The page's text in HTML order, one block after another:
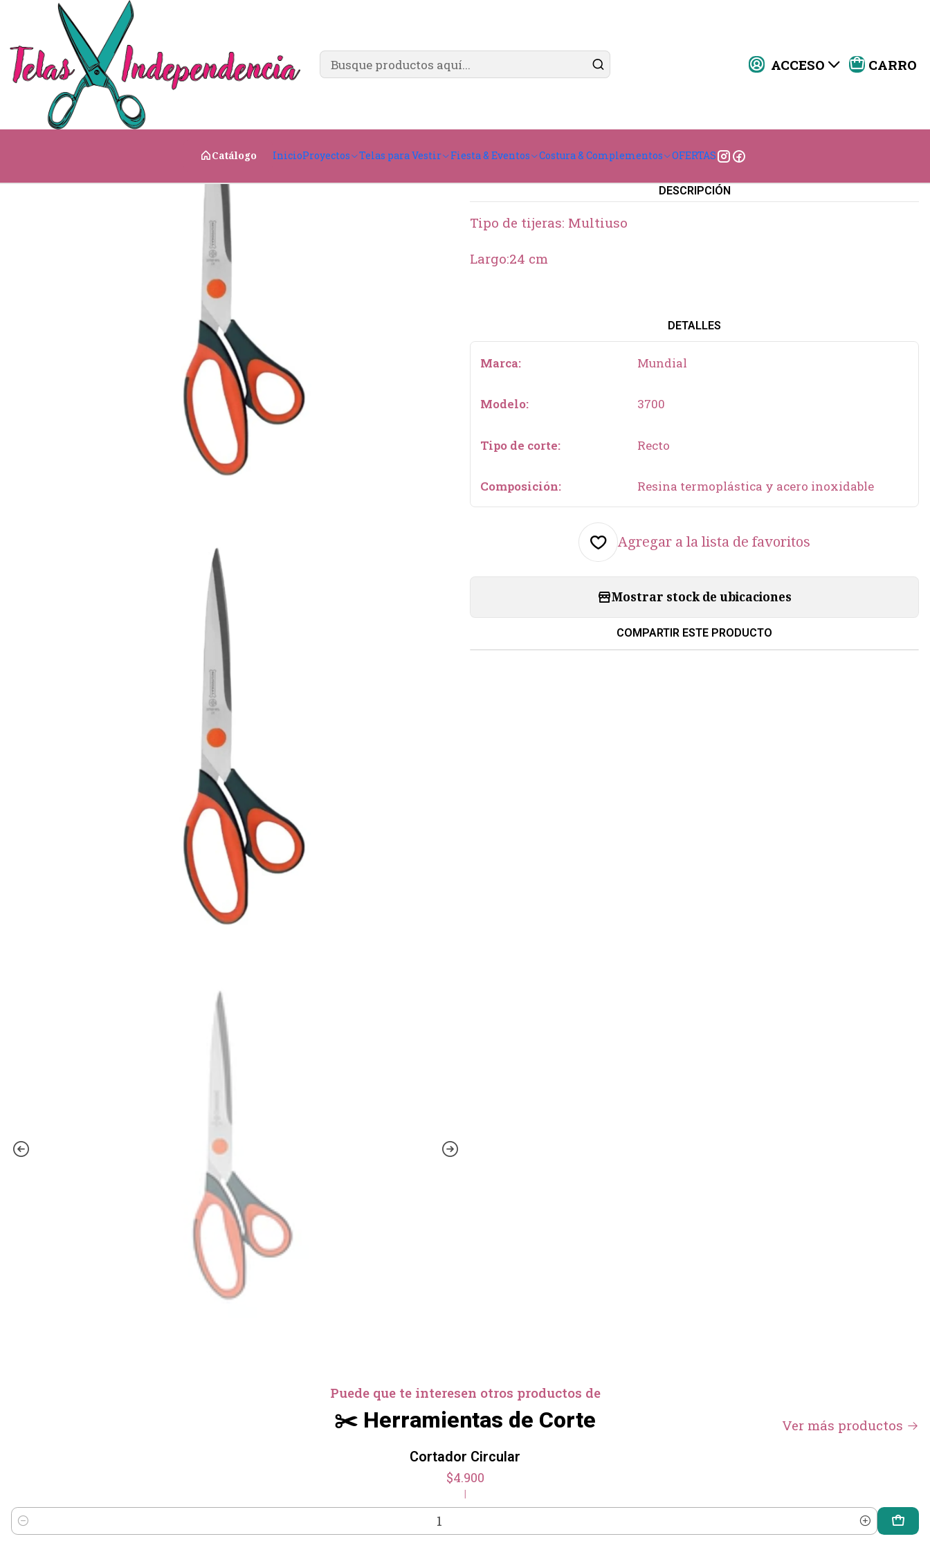
ACCESO CARRO
Catálogo InicioProyectos Telas para Vestir Fiesta & Eventos Costura & Complementos OFERTAS
Costura & Complementos
Tijera de costura reforzada 9 1/2 M
Agregar al Carro
DESCRIPCIÓN
Tipo de tijeras: Multiuso
Largo:24 cm
DETALLES
Marca: Mundial
Modelo: 3700
Tipo de corte: Recto
Composición: Resina termoplástica y acero inoxidable
Agregar a la lista de favoritos
Mostrar stock de ubicaciones
COMPARTIR ESTE PRODUCTO
Puede que te interesen otros productos de
✂️ Herramientas de Corte Ver más productos
Cortador Circular
$4.900
|
Cantidad